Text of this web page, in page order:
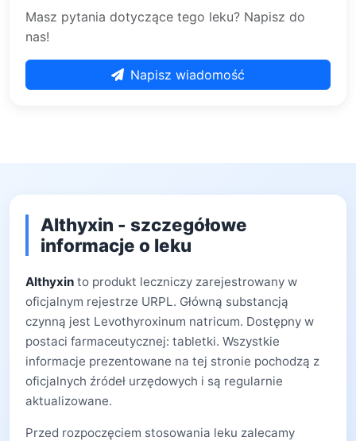
Masz pytania dotyczące tego leku? Napisz do
nas!
Napisz wiadomość
Althyxin - szczegółowe
informacje o leku
Althyxin to produkt leczniczy zarejestrowany w
oficjalnym rejestrze URPL. Główną substancją
czynną jest Levothyroxinum natricum. Dostępny w
postaci farmaceutycznej: tabletki. Wszystkie
informacje prezentowane na tej stronie pochodzą z
oficjalnych źródeł urzędowych i są regularnie
aktualizowane.
Przed rozpoczęciem stosowania leku zalecamy